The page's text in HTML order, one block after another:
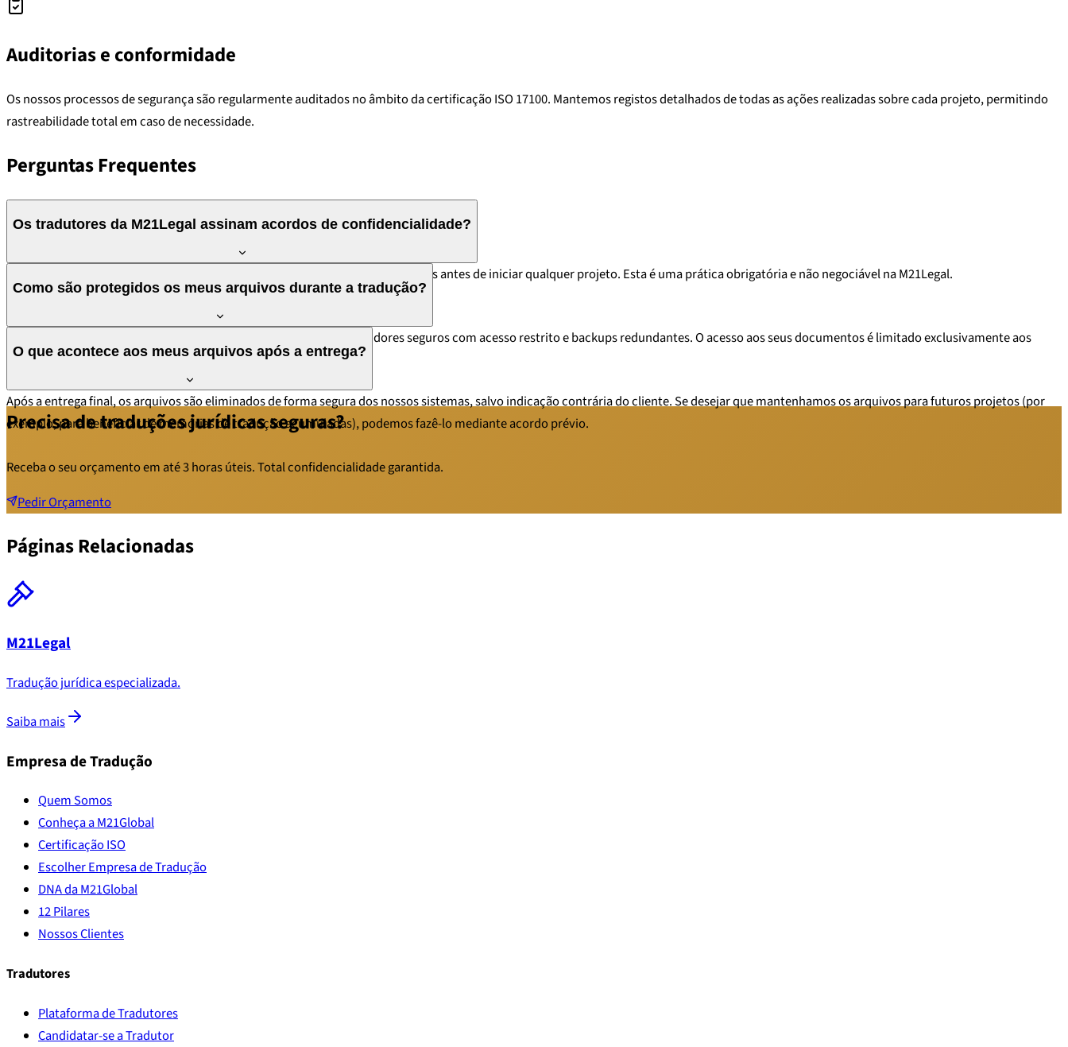
Auditorias e conformidade
Os nossos processos de segurança são regularmente auditados no âmbito da certificação ISO 17100. Mantemos registos detalhados de todas as ações realizadas sobre cada projeto, permitindo
rastreabilidade total em caso de necessidade.
Perguntas Frequentes
Os tradutores da M21Legal assinam acordos de confidencialidade?
Sim. Todos os tradutores, revisores e colaboradores assinam NDAs vinculativos antes de iniciar qualquer projeto. Esta é uma prática obrigatória e não negociável na M21Legal.
Como são protegidos os meus arquivos durante a tradução?
Utilizamos transferências criptografadas, armazenamento em servidores seguros com acesso restrito e backups redundantes. O acesso aos seus documentos é limitado exclusivamente aos
profissionais designados para o seu projeto.
O que acontece aos meus arquivos após a entrega?
Após a entrega final, os arquivos são eliminados de forma segura dos nossos sistemas, salvo indicação contrária do cliente. Se desejar que mantenhamos os arquivos para futuros projetos (por
exemplo, para beneficiar de memórias de tradução acumuladas), podemos fazê-lo mediante acordo prévio.
Precisa de traduções jurídicas seguras?
Receba o seu orçamento em até 3 horas úteis. Total confidencialidade garantida.
Pedir Orçamento
Páginas Relacionadas
M21Legal
Tradução jurídica especializada.
Saiba mais
Empresa de Tradução
Quem Somos
Conheça a M21Global
Certificação ISO
Escolher Empresa de Tradução
DNA da M21Global
12 Pilares
Nossos Clientes
Tradutores
Plataforma de Tradutores
Candidatar-se a Tradutor